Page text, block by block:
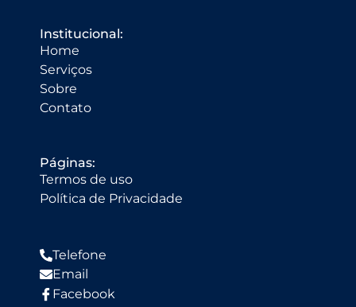
Institucional:
Home
Serviços
Sobre
Contato
Páginas:
Termos de uso
Política de Privacidade
Telefone
Email
Facebook